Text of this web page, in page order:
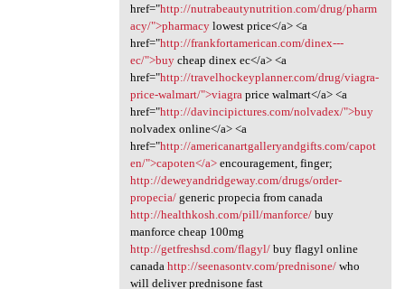
href="http://nutrabeautynutrition.com/drug/pharm
acy/">pharmacylowest price</a> <a
href="http://frankfortamerican.com/dinex---
ec/">buycheap dinex ec</a> <a
href="http://travelhockeyplanner.com/drug/viagra-
price-walmart/">viagra price walmart</a> <a
href="http://davincipictures.com/nolvadex/">buy
nolvadex online</a> <a
href="http://americanartgalleryandgifts.com/capot
en/">capoten</a>encouragement, finger;
http://deweyandridgeway.com/drugs/order-
propecia/generic propecia from canada
http://healthkosh.com/pill/manforce/buy
manforce cheap 100mg
http://getfreshsd.com/flagyl/buy flagyl online
canada http://seenasontv.com/prednisone/who
will deliver prednisone fast